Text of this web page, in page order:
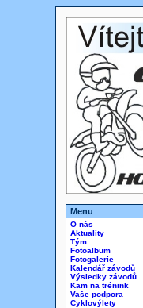
Menu
O nás
Aktuality
Tým
Fotoalbum
Fotogalerie
Kalendář závodů
Výsledky závodů
Kam na trénink
Vaše podpora
Cyklovýlety